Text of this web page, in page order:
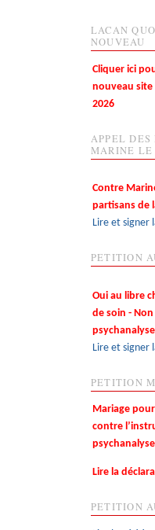
LACAN
NOUVEAU
Cliquer ici
nouveau site
2026
APPEL DES
MARINE LE
Contre
partisans de
Lire et signer
PETITION
Oui au libre
de soin -
psychanalyse
Lire et signer
PETITION
Mariage
contre
Lire la
PETITION